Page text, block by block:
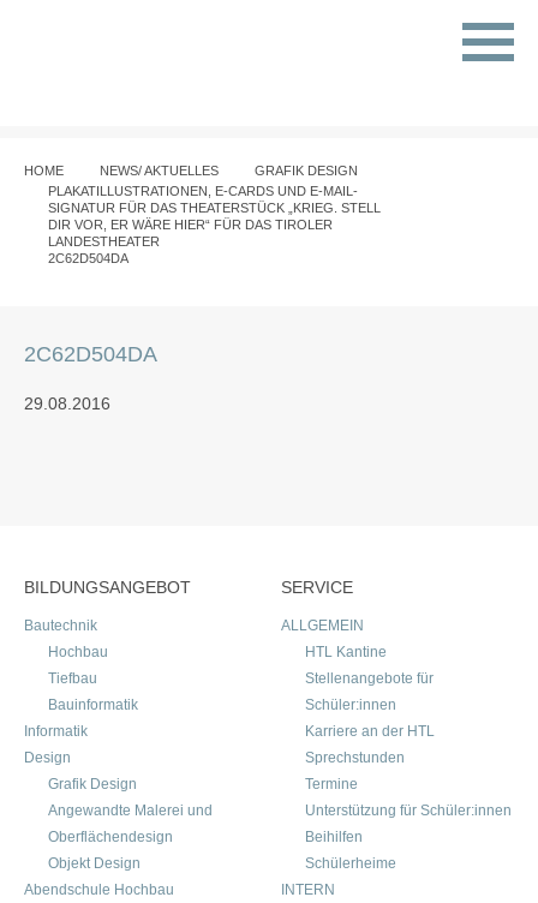
HOME NEWS/ AKTUELLES
GRAFIK DESIGN
PLAKATILLUSTRATIONEN, E-CARDS UND E-MAIL-
SIGNATUR FÜR DAS THEATERSTÜCK „KRIEG. STELL
DIR VOR, ER WÄRE HIER“ FÜR DAS TIROLER
LANDESTHEATER
2C62D504DA
2C62D504DA
29.08.2016
BILDUNGSANGEBOT
Bautechnik
Hochbau
Tiefbau
Bauinformatik
Informatik
Design
Grafik Design
Angewandte Malerei und
Oberflächendesign
Objekt Design
Abendschule Hochbau
SERVICE
ALLGEMEIN
HTL Kantine
Stellenangebote für
Schüler:innen
Karriere an der HTL
Sprechstunden
Termine
Unterstützung für Schüler:innen
Beihilfen
Schülerheime
INTERN